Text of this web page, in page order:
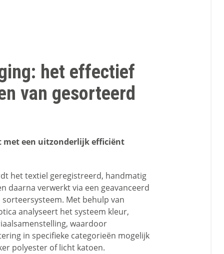
het effectief
van gesorteerd
met een uitzonderlijk efficiënt
het textiel geregistreerd, handmatig
daarna verwerkt via een geavanceerd
Met behulp van
analyseert het systeem kleur,
waardoor
in specifieke categorieën mogelijk
polyester of licht katoen.